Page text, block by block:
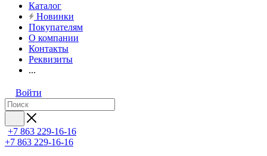
Каталог
Новинки
Покупателям
О компании
Контакты
Реквизиты
...
Войти
+7 863 229-16-16
+7 863 229-16-16